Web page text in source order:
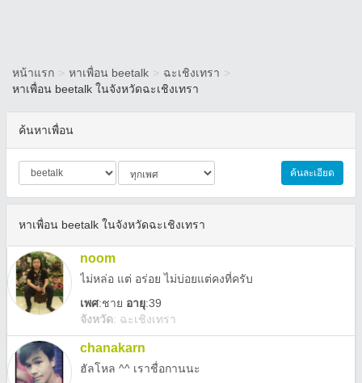
หน้าแรก > หาเพื่อน beetalk > ฉะเชิงเทรา >
หาเพื่อน beetalk ในจังหวัดฉะเชิงเทรา
ค้นหาเพื่อน
ค้นละเอียด
หาเพื่อน beetalk ในจังหวัดฉะเชิงเทรา
noom
ไม่หล่อ แต่ อร่อย ไม่บ่อยแต่คงที่ครับ
เพศ:ชาย อายุ:39
จังหวัด: ฉะเชิงเทรา
chanakarn
ฮัลโหล ^^ เราชื่อกานนะ